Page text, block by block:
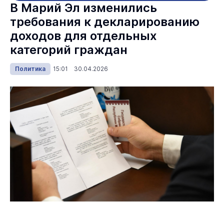
В Марий Эл изменились
требования к декларированию
доходов для отдельных
категорий граждан
Политика 15:01 30.04.2026